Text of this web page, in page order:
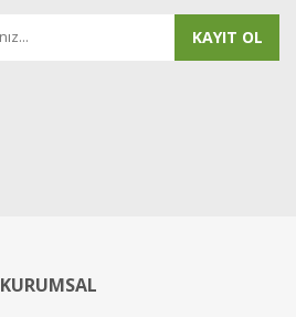
KAYIT OL
KURUMSAL